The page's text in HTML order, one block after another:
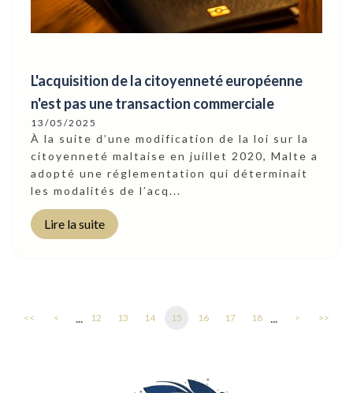
L'acquisition de la citoyenneté européenne
n'est pas une transaction commerciale
13/05/2025
À la suite d’une modification de la loi sur la
citoyenneté maltaise en juillet 2020, Malte a
adopté une réglementation qui déterminait
les modalités de l’acq...
Lire la suite
<< < ... 12 13 14 15 16 17 18 ... > >>